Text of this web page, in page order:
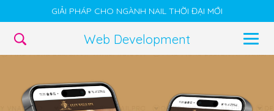
GIẢI PHÁP CHO NGÀNH NAIL THỜI ĐẠI MỚI
Web Development